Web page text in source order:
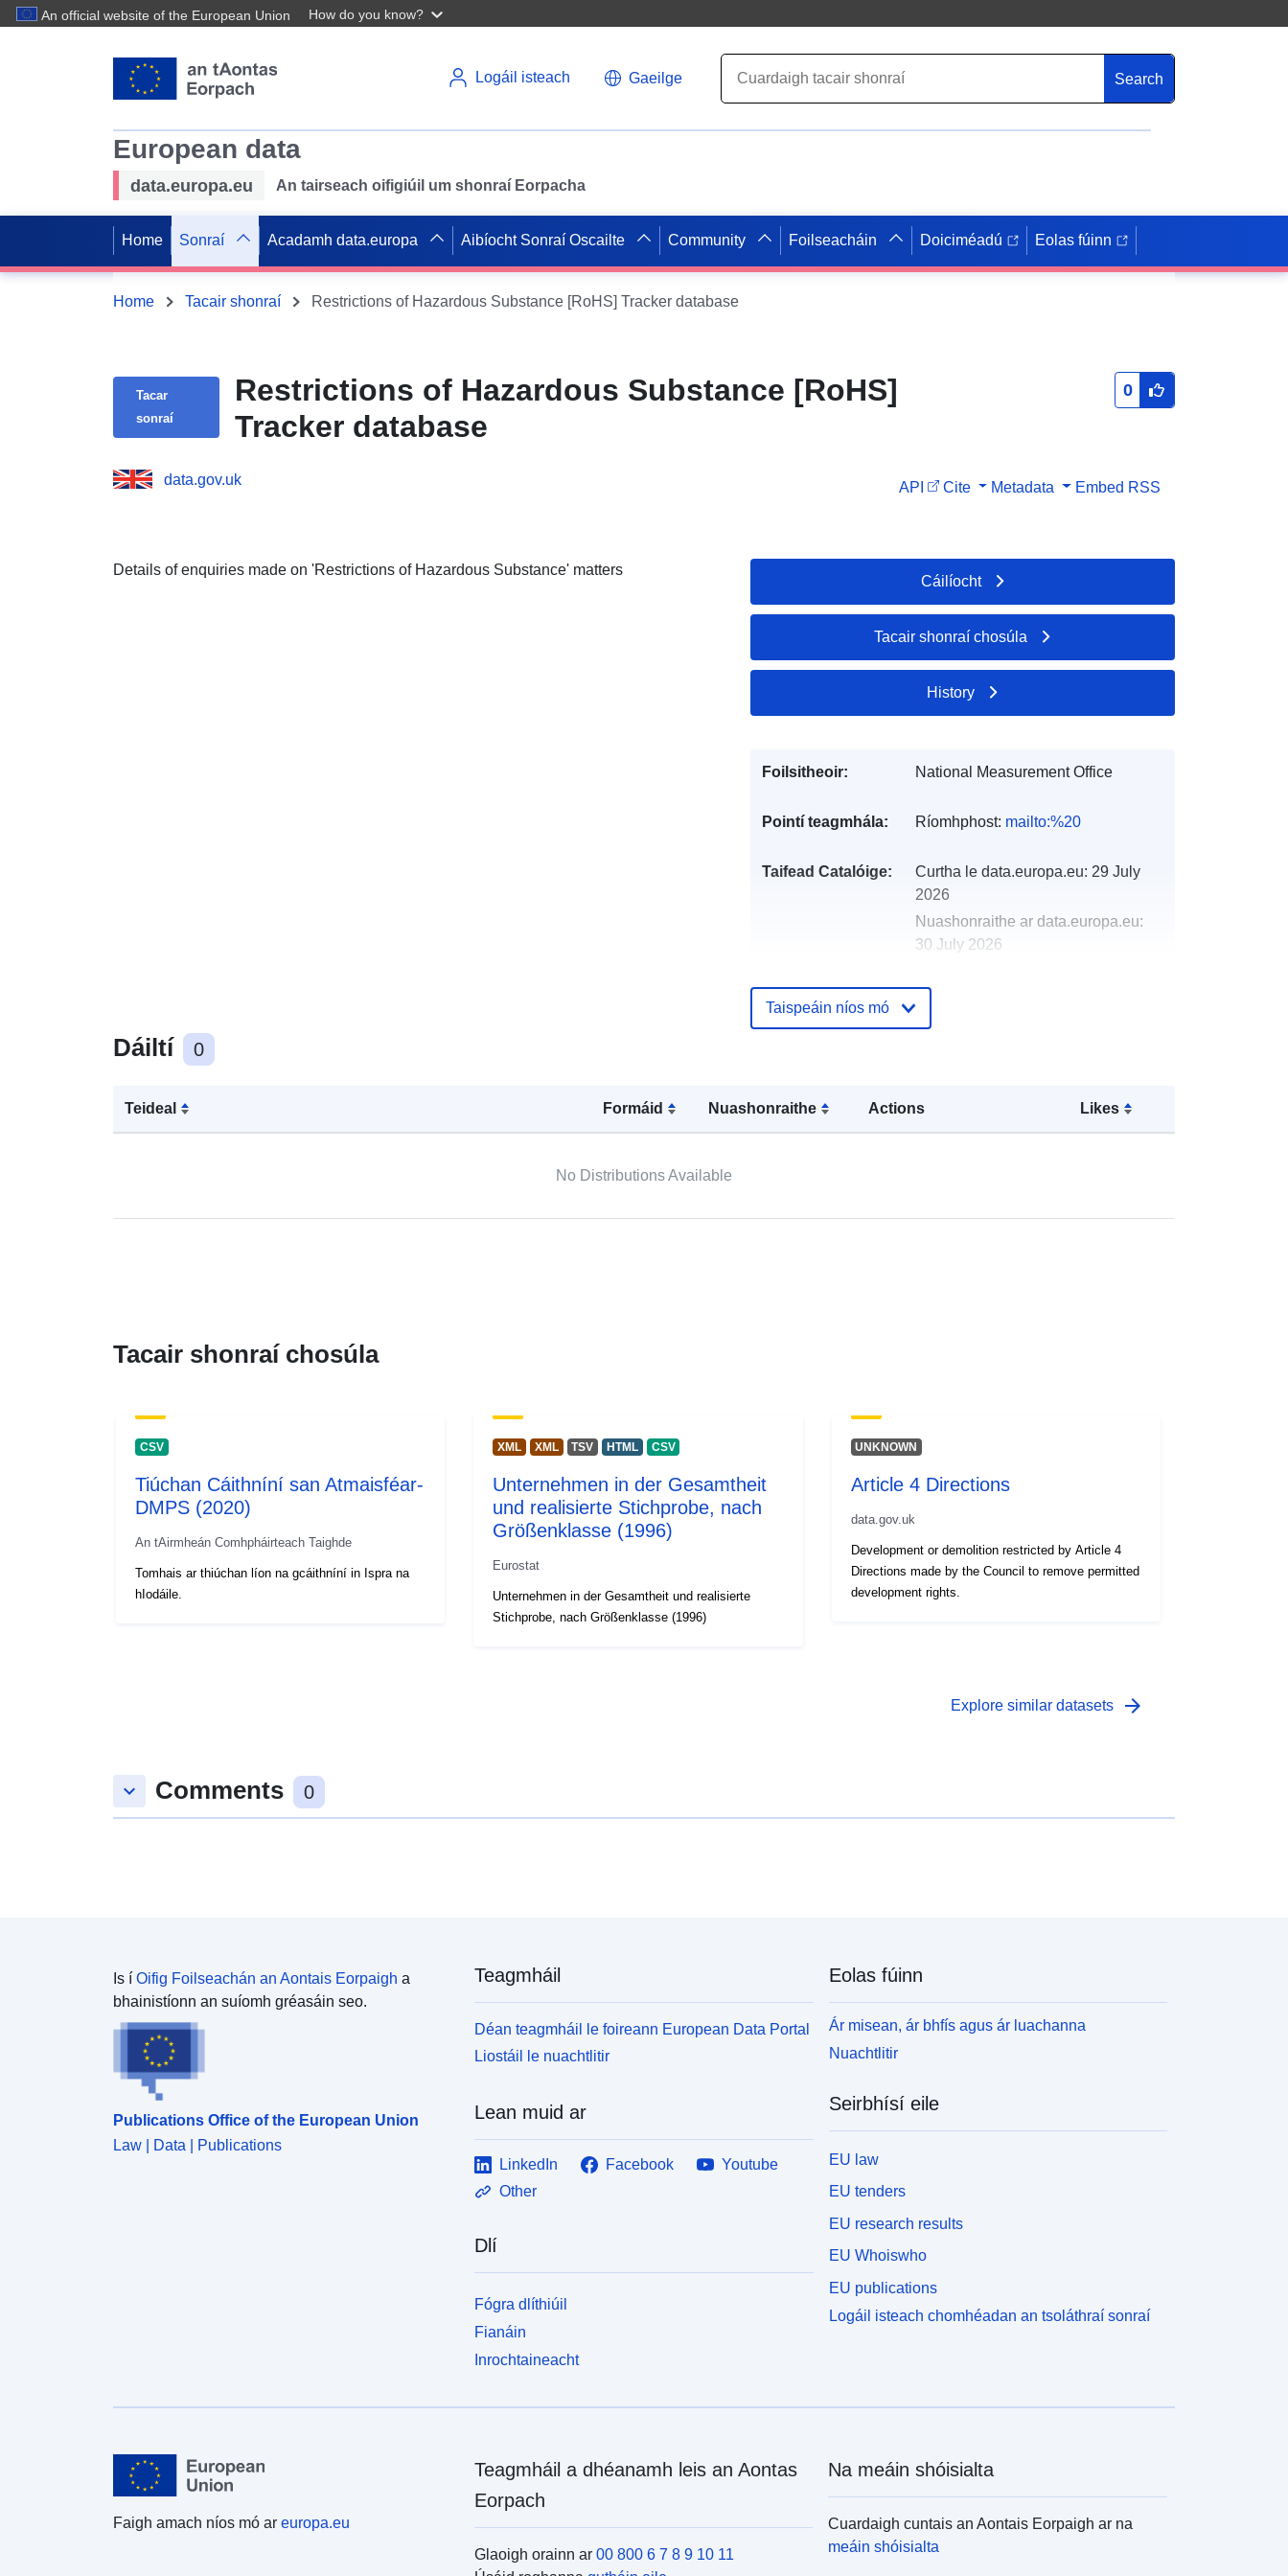
An official website of the European Union How do you know?
Logáil isteach Gaeilge Search
European data
data.europa.eu An tairseach oifigiúil um shonraí Eorpacha
Home Sonraí Acadamh data.europa Aibíocht Sonraí Oscailte Community Foilseacháin Doiciméadú Eolas fúinn
Home Tacair shonraí Restrictions of Hazardous Substance [RoHS] Tracker database
Tacar
sonraí
Restrictions of Hazardous Substance [RoHS]
Tracker database
0
data.gov.uk API Cite Metadata Embed RSS
Details of enquiries made on 'Restrictions of Hazardous Substance' matters
Dáiltí 0
Teideal Formáid Nuashonraithe Actions Likes
No Distributions Available
Cáilíocht
Tacair shonraí chosúla
History
Foilsitheoir: National Measurement Office
Pointí teagmhála: Ríomhphost: mailto:%20
Taifead Catalóige: Curtha le data.europa.eu: 29 July
2026
Nuashonraithe ar data.europa.eu:
30 July 2026
uriRef:
http://data.europa.eu/88u/dataset/res
Taispeáin níos mó
Tacair shonraí chosúla
CSV
Tiúchan Cáithníní san Atmaisféar-
DMPS (2020)
An tAirmheán Comhpháirteach Taighde
Tomhais ar thiúchan líon na gcáithníní in Ispra na
hIodáile.
XML XML TSV HTML CSV
Unternehmen in der Gesamtheit
und realisierte Stichprobe, nach
Größenklasse (1996)
Eurostat
Unternehmen in der Gesamtheit und realisierte
Stichprobe, nach Größenklasse (1996)
UNKNOWN
Article 4 Directions
data.gov.uk
Development or demolition restricted by Article 4
Directions made by the Council to remove permitted
development rights.
Explore similar datasets arrow_forward
keyboard_arrow_down Comments 0
Is í Oifig Foilseachán an Aontais Eorpaigh a
bhainistíonn an suíomh gréasáin seo.
Publications Office of the European Union
Law | Data | Publications
Teagmháil
Déan teagmháil le foireann European Data Portal
Liostáil le nuachtlitir
Lean muid ar
LinkedIn Facebook
Youtube
Other
Dlí
Fógra dlíthiúil
Fianáin
Inrochtaineacht
Eolas fúinn
Ár misean, ár bhfís agus ár luachanna
Nuachtlitir
Seirbhísí eile
EU law
EU tenders
EU research results
EU Whoiswho
EU publications
Logáil isteach chomhéadan an tsoláthraí sonraí
Faigh amach níos mó ar europa.eu
Teagmháil a dhéanamh leis an Aontas
Eorpach
Glaoigh orainn ar 00 800 6 7 8 9 10 11
Na meáin shóisialta
Cuardaigh cuntais an Aontais Eorpaigh ar na
meáin shóisialta